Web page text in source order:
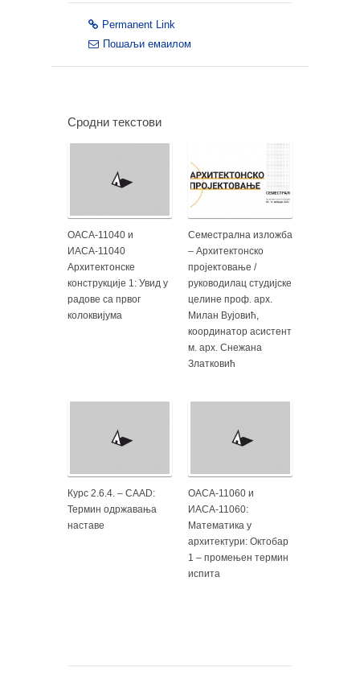
Permanent Link
Пошаљи емаилом
Сродни текстови
ОАСА-11040 и
ИАСА-11040
Архитектонске
конструкције 1: Увид у
радове са првог
колоквијума
Семестрална изложба
– Архитектонско
пројектовање /
руководилац студијске
целине проф. арх.
Милан Вујовић,
координатор асистент
м. арх. Снежана
Златковић
Курс 2.6.4. – CAAD:
Термин одржавања
наставе
ОАСА-11060 и
ИАСА-11060:
Математика у
архитектури: Октобар
1 – промењен термин
испита